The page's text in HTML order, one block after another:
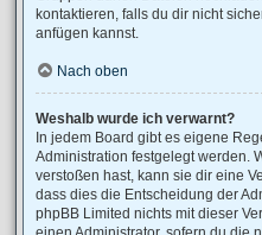
kontaktieren, falls du dir nicht
anfügen kannst.
Nach oben
Weshalb wurde ich verwarnt?
In jedem Board gibt es eigene
Administration festgelegt werden.
verstoßen hast, kann sie dir eine
dass dies die Entscheidung der
phpBB Limited nichts mit dieser